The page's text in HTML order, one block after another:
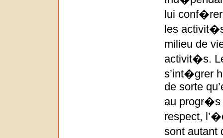
lui conf�rer
les
milieu de
activit�s.
s’int�grer
de sorte
au progr�s
respect,
sont autant